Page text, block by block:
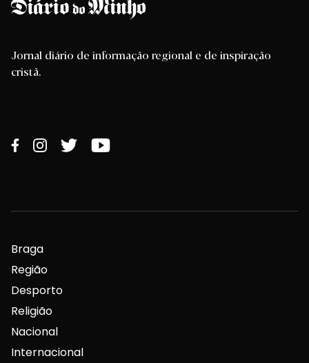
Jornal diário de informação regional e de inspiração
cristã.
Braga
Região
Desporto
Religião
Nacional
Internacional